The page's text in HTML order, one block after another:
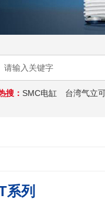
搜： SMC电缸 台湾气立
系列